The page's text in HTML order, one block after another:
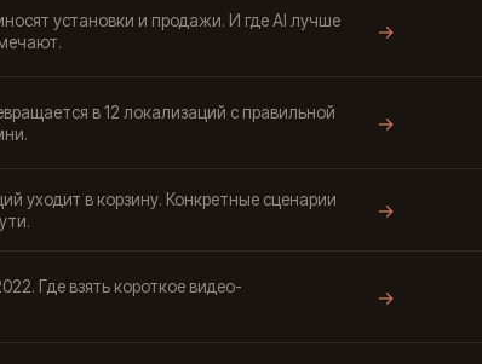
установки и продажи. И где AI лучше
→
в 12 локализаций с правильной
→
уходит в корзину. Конкретные сценарии
→
Где взять короткое видео-
→